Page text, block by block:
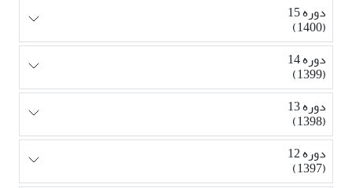
دوره 15
(1400)
دوره 14
(1399)
دوره 13
(1398)
دوره 12
(1397)